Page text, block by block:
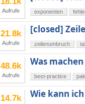
Aufrufe exponenten
21.8k
Aufrufe
[closed]
zeilenumbruch
48.6k
Aufrufe
Was
best-practice
14.7k Wie kann